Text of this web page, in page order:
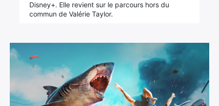
Disney+. Elle revient sur le parcours hors du
commun de Valérie Taylor.